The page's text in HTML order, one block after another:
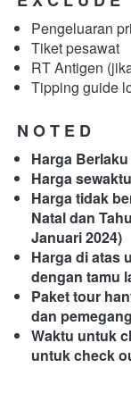
Pengeluaran
Tiket pesawat
RT Antigen
Tipping guide
N O T E D
Harga
Harga
Harga tidak
Natal dan
Januari 2024)
Harga di atas
dengan tamu
Paket tour
dan
Waktu untuk
untuk check